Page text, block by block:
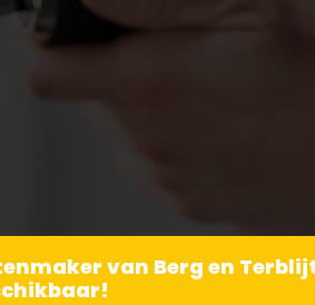
van Berg en